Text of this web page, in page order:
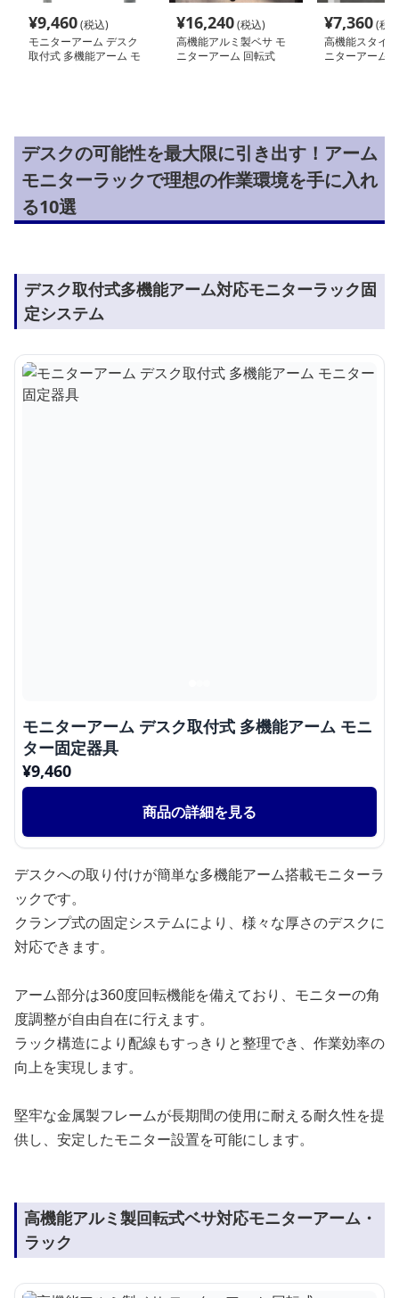
¥9,460(税込)
モニターアーム デスク
取付式 多機能アーム モ
¥16,240(税込)
高機能アルミ製ベサ モ
ニターアーム 回転式
¥7,360(税
高機能スタイ
ニターアーム
デスクの可能性を最大限に引き出す！アーム
モニターラックで理想の作業環境を手に入れ
る10選
デスク取付式多機能アーム対応モニターラック固
定システム
モニターアーム デスク取付式 多機能アーム モニ
ター固定器具
¥9,460
商品の詳細を見る
デスクへの取り付けが簡単な多機能アーム搭載モニターラ
ックです。
クランプ式の固定システムにより、様々な厚さのデスクに
対応できます。
アーム部分は360度回転機能を備えており、モニターの角
度調整が自由自在に行えます。
ラック構造により配線もすっきりと整理でき、作業効率の
向上を実現します。
堅牢な金属製フレームが長期間の使用に耐える耐久性を提
供し、安定したモニター設置を可能にします。
高機能アルミ製回転式ベサ対応モニターアーム・
ラック